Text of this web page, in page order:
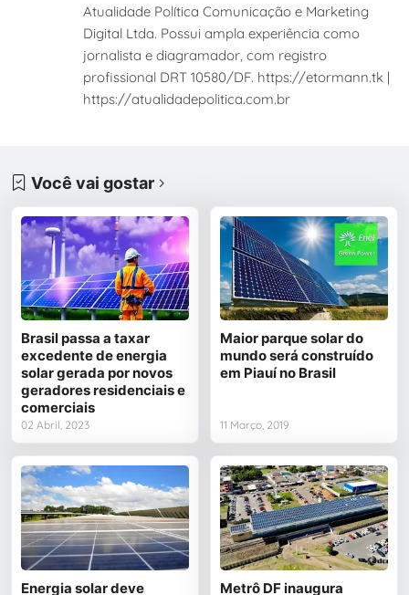
Atualidade Política Comunicação e Marketing
Digital Ltda. Possui ampla experiência como
jornalista e diagramador, com registro
profissional DRT 10580/DF. https://etormann.tk |
https://atualidadepolitica.com.br
Você vai gostar
Brasil passa a taxar
excedente de energia
solar gerada por novos
geradores residenciais e
comerciais
02 Abril, 2023
Maior parque solar do
mundo será construído
em Piauí no Brasil
11 Março, 2019
Energia solar deve Metrô DF inaugura